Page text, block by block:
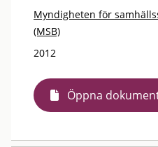
Myndigheten för
(MSB)
2012
Öppna